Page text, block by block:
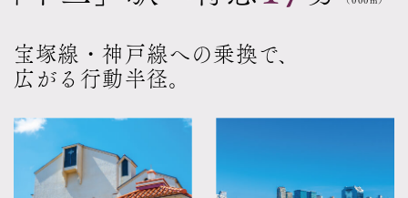
宝塚線・神戸線への乗換で、
広がる行動半径。